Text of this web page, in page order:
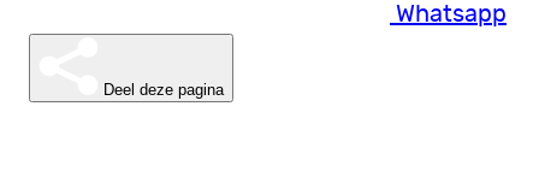
Whatsapp
Deel deze pagina